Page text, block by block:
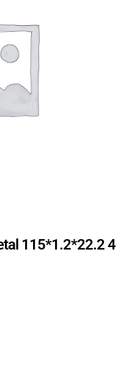
115*1.2*22.2 4